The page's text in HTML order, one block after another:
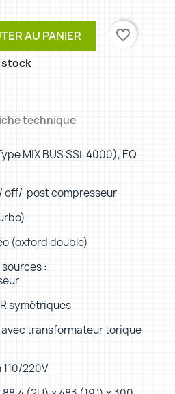
AU PANIER
favorite_border
stock
technique
MIX BUS SSL 4000), EQ
off/ post compresseur
(oxford double)
:
symétriques
transformateur torique
220V